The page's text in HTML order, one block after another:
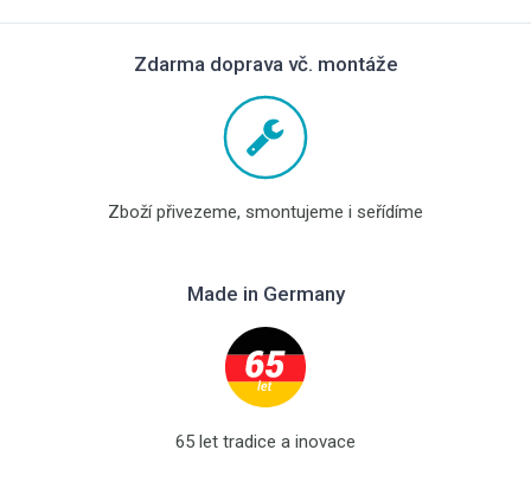
Zdarma doprava vč. montáže
Zboží přivezeme, smontujeme i seřídíme
Made in Germany
65 let tradice a inovace